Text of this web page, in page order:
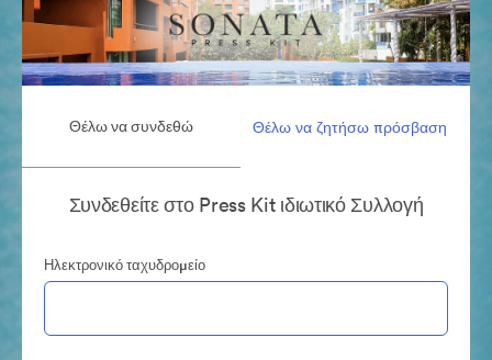
Θέλω να συνδεθώ Θέλω να ζητήσω πρόσβαση
Συνδεθείτε στο Press Kit ιδιωτικό Συλλογή
Ηλεκτρονικό ταχυδρομείο